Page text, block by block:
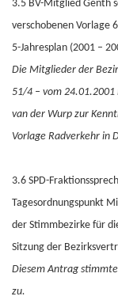
3.5 BV-Mitglied Genth
verschobenen Vorlage
5-Jahresplan (2001 –
Die Mitglieder der
51/4 – vom
van der Wurp zur
Vorlage Radverkehr in
3.6 SPD-
Tagesordnungspunkt
der Stimmbezirke für
Sitzung der
Diesem Antrag
zu.